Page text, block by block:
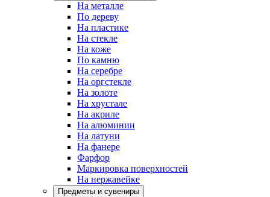
На металле
По дереву
На пластике
На стекле
На коже
По камню
На серебре
На оргстекле
На золоте
На хрустале
На акриле
На алюминии
На латуни
На фанере
Фарфор
Маркировка поверхностей
На нержавейке
Предметы и сувениры